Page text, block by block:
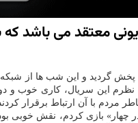
معتقد می باشد
«سه در چهار» كه سال ۸۶ از شبكه یك
این سریال، كاری خوب و
مردم با آن ارتباط برقرار
بازی كردم، نقش خوبی